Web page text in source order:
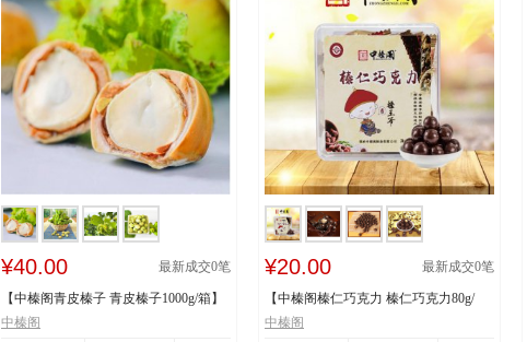
¥40.00 最新成交0笔
【中榛阁青皮榛子 青皮榛子1000g/箱】
非遗工艺 清...
中榛阁
¥20.00 最新成交0笔
【中榛阁榛仁巧克力 榛仁巧克力80g/
罐】 非遗工艺 ...
中榛阁